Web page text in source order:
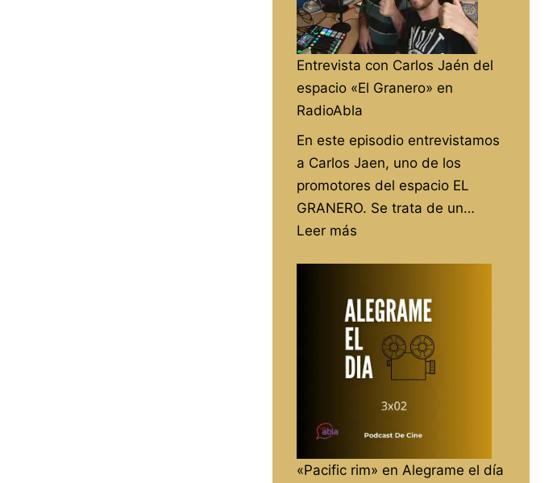
Entrevista con Carlos Jaén del
espacio «El Granero» en
RadioAbla
En este episodio entrevistamos
a Carlos Jaen, uno de los
promotores del espacio EL
GRANERO. Se trata de un…
Leer más:
Carlos
Jaén
del
espacio
Granero»
en
RadioAbla
«Pacific rim» en Alegrame el día